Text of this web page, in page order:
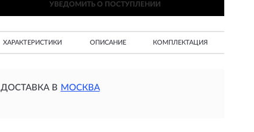
УВЕДОМИТЬ О ПОСТУПЛЕНИИ
ХАРАКТЕРИСТИКИ ОПИСАНИЕ КОМПЛЕКТАЦИЯ
ДОСТАВКА В МОСКВА